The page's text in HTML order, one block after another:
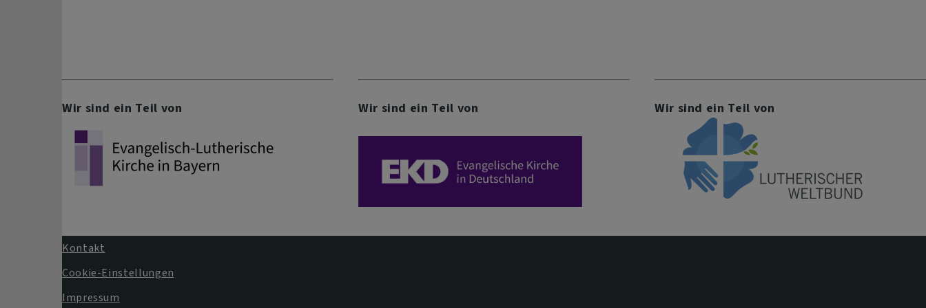
Wir sind ein Teil von Wir sind ein Teil von Wir sind ein Teil von
Fußbereichsmenü
Kontakt
Cookie-Einstellungen
Impressum